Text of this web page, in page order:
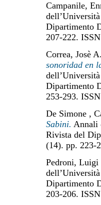
Campanile,
Dipartimento
207-222.
Correa, Josè
sonoridad en
Dipartimento
253-293.
De Simone ,
Sabini. Annali
Rivista del
(14). pp. 223-
Pedroni, Luigi
Dipartimento
203-206.